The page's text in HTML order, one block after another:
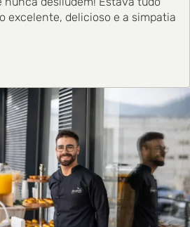
excelente, delicioso e a simpatia